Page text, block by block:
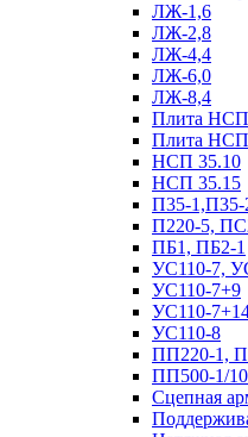
ЛЖ-1,6
ЛЖ-2,8
ЛЖ-4,4
ЛЖ-6,0
ЛЖ-8,4
Плита
Плита
НСП 35.10
НСП 35.15
П35-
П220-5,
ПБ1, ПБ2-1
УС110-7,
УС110-7+9
УС110-
УС110-8
ПП220-1,
ПП500-1/
Сцепная